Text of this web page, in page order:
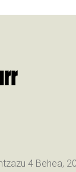
4 Behea,